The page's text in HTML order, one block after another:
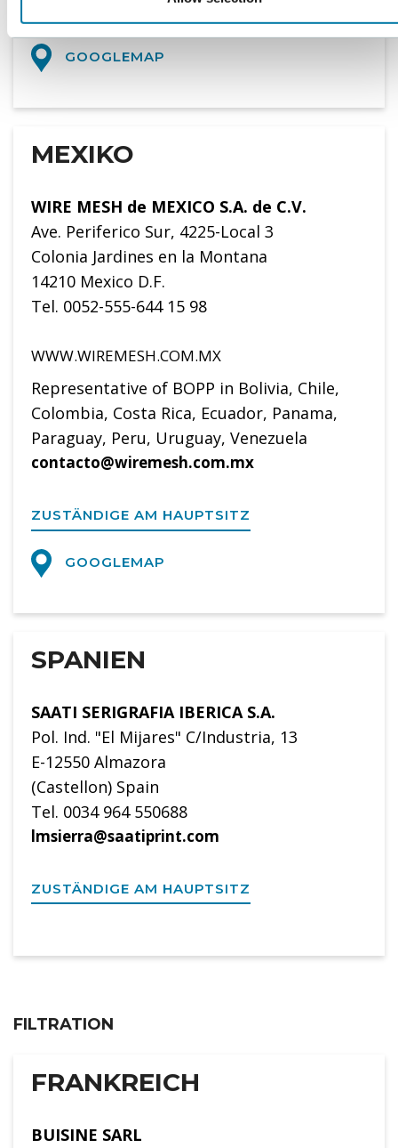
GOOGLEMAP
MEXIKO
WIRE MESH de MEXICO S.A. de C.V.
Ave. Periferico Sur, 4225-Local 3
Colonia Jardines en la Montana
14210 Mexico D.F.
Tel. 0052-555-644 15 98
WWW.WIREMESH.COM.MX
Representative of BOPP in Bolivia, Chile,
Colombia, Costa Rica, Ecuador, Panama,
Paraguay, Peru, Uruguay, Venezuela
contacto@wiremesh.com.mx
ZUSTÄNDIGE AM HAUPTSITZ
GOOGLEMAP
SPANIEN
SAATI SERIGRAFIA IBERICA S.A.
Pol. Ind. "El Mijares" C/Industria, 13
E-12550 Almazora
(Castellon) Spain
Tel. 0034 964 550688
lmsierra@saatiprint.com
ZUSTÄNDIGE AM HAUPTSITZ
FILTRATION
FRANKREICH
BUISINE SARL